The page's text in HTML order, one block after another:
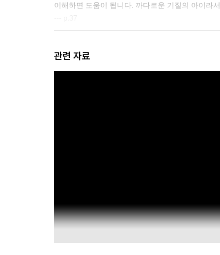
이해하면 도움이 됩니다. 까다로운 기질의 아이라
다면 “엄마가 하는 거 한번 봐. 엄마가 먼저 해볼게
--- p.43
니라 안전하게 던지고 무너뜨리고 떨어뜨릴 수 있
--- p.73
관련 자료